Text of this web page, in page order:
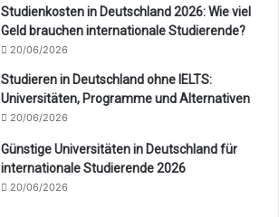
Studienkosten in Deutschland 2026: Wie viel
Geld brauchen internationale Studierende?
20/06/2026
Studieren in Deutschland ohne IELTS:
Universitäten, Programme und Alternativen
20/06/2026
Günstige Universitäten in Deutschland für
internationale Studierende 2026
20/06/2026